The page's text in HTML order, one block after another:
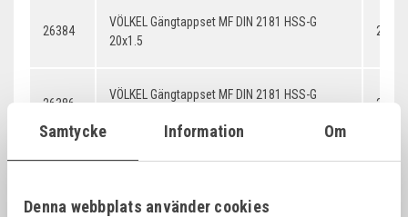
Samtycke Information Om
Denna webbplats använder cookies
26384
VÖLKEL Gängtappset MF DIN 2181 HSS-G
20x1.5
26386
VÖLKEL Gängtappset MF DIN 2181 HSS-G